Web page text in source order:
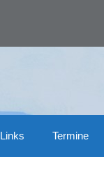
Links Termine